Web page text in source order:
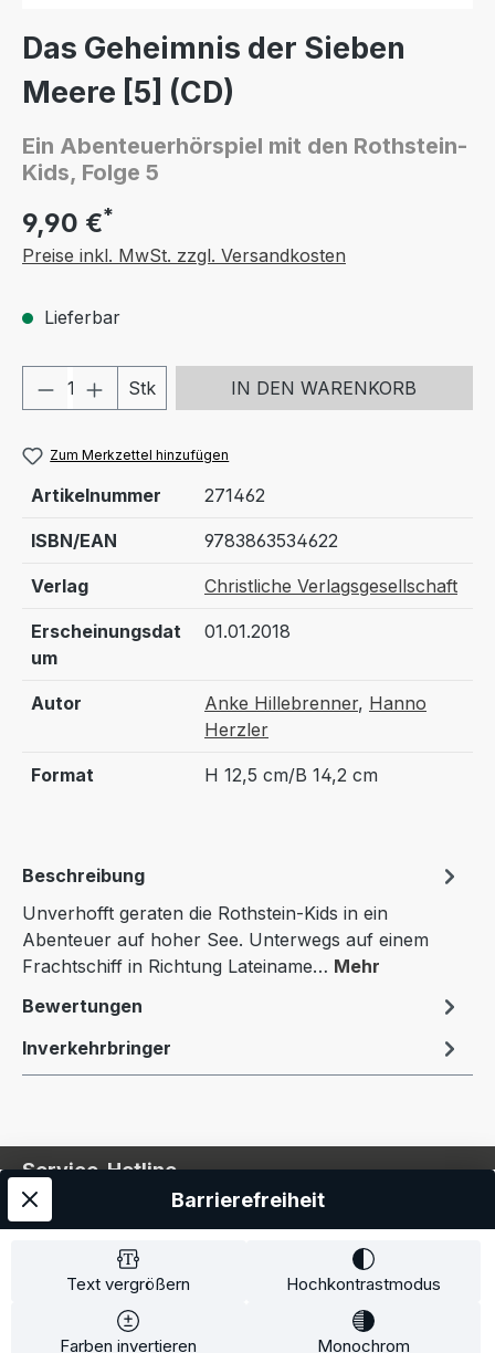
Das Geheimnis der Sieben
Meere [5] (CD)
Ein Abenteuerhörspiel mit den Rothstein-
Kids, Folge 5
9,90 €*
Preise inkl. MwSt. zzgl. Versandkosten
Lieferbar
Produkt Anzahl: Gib den
Stk IN DEN WARENKORB
Zum Merkzettel hinzufügen
Artikelnummer 271462
ISBN/EAN 9783863534622
Verlag Christliche Verlagsgesellschaft
Erscheinungsdat
um
01.01.2018
Autor Anke Hillebrenner, Hanno
Herzler
Format H 12,5 cm/B 14,2 cm
Beschreibung
Unverhofft geraten die Rothstein-Kids in ein
Abenteuer auf hoher See. Unterwegs auf einem
Frachtschiff in Richtung Lateiname… Mehr
Bewertungen
Inverkehrbringer
Service-Hotline
Service
Information
Text vergrößern Hochkontrastmodus
Farben invertieren Monochrom
Barrierefreiheit